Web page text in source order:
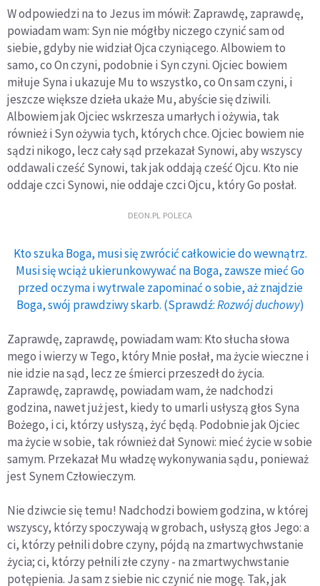
W odpowiedzi na to Jezus im mówił: Zaprawdę, zaprawdę,
powiadam wam: Syn nie mógłby niczego czynić sam od
siebie, gdyby nie widział Ojca czyniącego. Albowiem to
samo, co On czyni, podobnie i Syn czyni. Ojciec bowiem
miłuje Syna i ukazuje Mu to wszystko, co On sam czyni, i
jeszcze większe dzieła ukaże Mu, abyście się dziwili.
Albowiem jak Ojciec wskrzesza umarłych i ożywia, tak
również i Syn ożywia tych, których chce. Ojciec bowiem nie
sądzi nikogo, lecz cały sąd przekazał Synowi, aby wszyscy
oddawali cześć Synowi, tak jak oddają cześć Ojcu. Kto nie
oddaje czci Synowi, nie oddaje czci Ojcu, który Go posłał.
DEON.PL POLECA
Kto szuka Boga, musi się zwrócić całkowicie do wewnątrz.
Musi się wciąż ukierunkowywać na Boga, zawsze mieć Go
przed oczyma i wytrwale zapominać o sobie, aż znajdzie
Boga, swój prawdziwy skarb. (Sprawdź:Rozwój duchowy)
Zaprawdę, zaprawdę, powiadam wam: Kto słucha słowa
mego i wierzy w Tego, który Mnie posłał, ma życie wieczne i
nie idzie na sąd, lecz ze śmierci przeszedł do życia.
Zaprawdę, zaprawdę, powiadam wam, że nadchodzi
godzina, nawet już jest, kiedy to umarli usłyszą głos Syna
Bożego, i ci, którzy usłyszą, żyć będą. Podobnie jak Ojciec
ma życie w sobie, tak również dał Synowi: mieć życie w sobie
samym. Przekazał Mu władzę wykonywania sądu, ponieważ
jest Synem Człowieczym.
Nie dziwcie się temu! Nadchodzi bowiem godzina, w której
wszyscy, którzy spoczywają w grobach, usłyszą głos Jego: a
ci, którzy pełnili dobre czyny, pójdą na zmartwychwstanie
życia; ci, którzy pełnili złe czyny - na zmartwychwstanie
potępienia. Ja sam z siebie nic czynić nie mogę. Tak, jak